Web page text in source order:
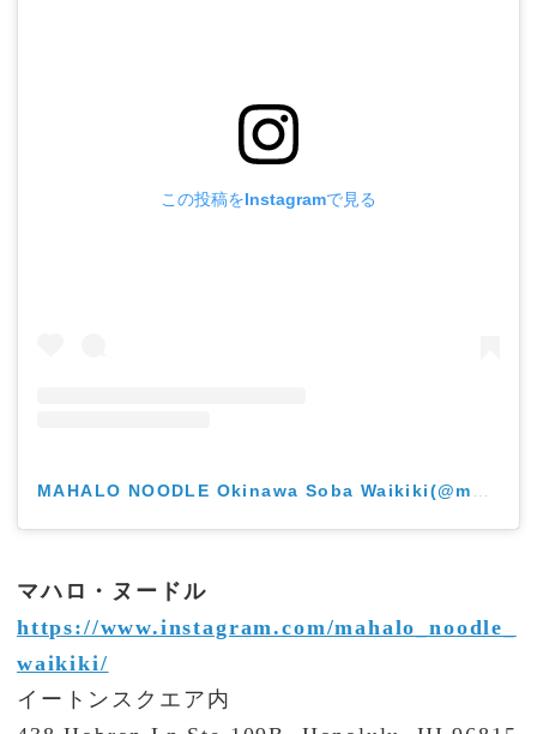
この投稿をInstagramで見る
MAHALO NOODLE Okinawa Soba Waikiki(@mahalo_noodle_waikiki)がシェアした投稿
マハロ・ヌードル
https://www.instagram.com/mahalo_noodle_
waikiki/
イートンスクエア内